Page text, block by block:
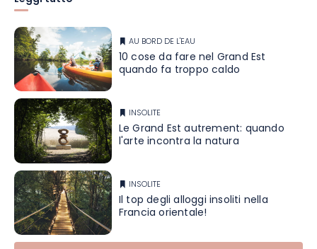
AU BORD DE L'EAU
10 cose da fare nel Grand Est
quando fa troppo caldo
INSOLITE
Le Grand Est autrement: quando
l'arte incontra la natura
INSOLITE
Il top degli alloggi insoliti nella
Francia orientale!